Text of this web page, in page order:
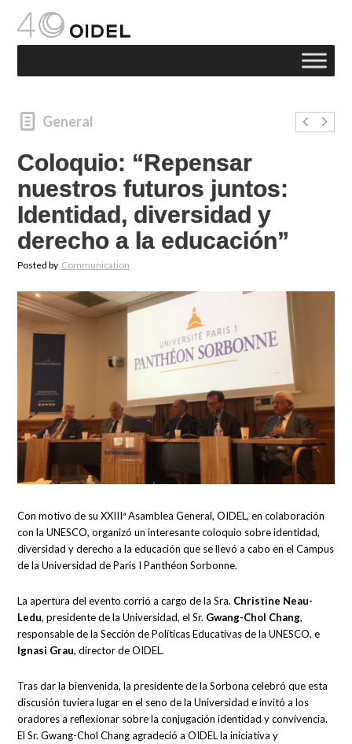
General
Coloquio: “Repensar
nuestros futuros juntos:
Identidad, diversidad y
derecho a la educación”
Posted by Communication
Con motivo de su XXIIIª Asamblea General, OIDEL, en colaboración
con la UNESCO, organizó un interesante coloquio sobre identidad,
diversidad y derecho a la educación que se llevó a cabo en el Campus
de la Universidad de Paris I Panthéon Sorbonne.
La apertura del evento corrió a cargo de la Sra. Christine Neau-
Ledu, presidente de la Universidad, el Sr. Gwang-Chol Chang,
responsable de la Sección de Políticas Educativas de la UNESCO, e
Ignasi Grau, director de OIDEL.
Tras dar la bienvenida, la presidente de la Sorbona celebró que esta
discusión tuviera lugar en el seno de la Universidad e invitó a los
oradores a reflexionar sobre la conjugación identidad y convivencia.
El Sr. Gwang-Chol Chang agradeció a OIDEL la iniciativa y